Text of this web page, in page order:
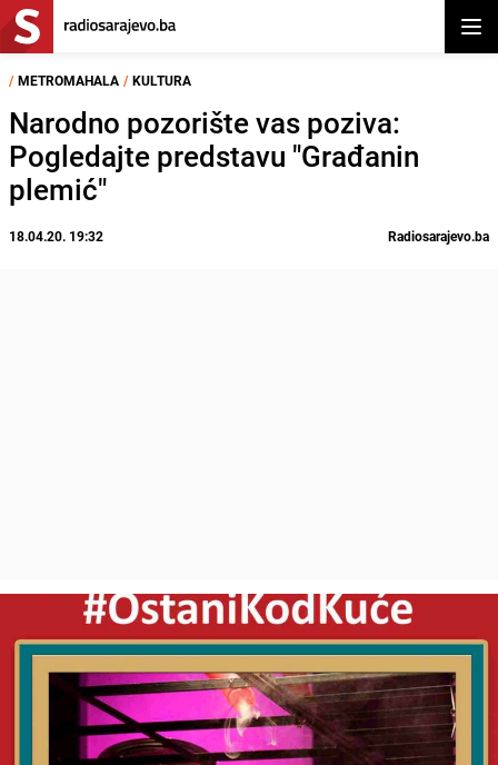
/ METROMAHALA / KULTURA
Narodno pozorište vas poziva:
Pogledajte predstavu "Građanin
plemić"
18.04.20. 19:32 Radiosarajevo.ba